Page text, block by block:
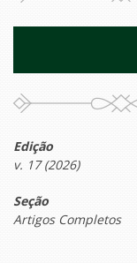
Edição
v. 17 (2026)
Seção
Artigos Completos